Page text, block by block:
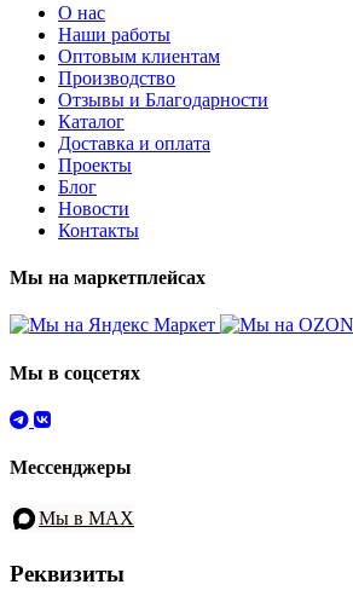
О нас
Наши работы
Оптовым клиентам
Производство
Отзывы и Благодарности
Каталог
Доставка и оплата
Проекты
Блог
Новости
Контакты
Мы на маркетплейсах
Мы в соцсетях
Мессенджеры
Мы в MAX
Реквизиты